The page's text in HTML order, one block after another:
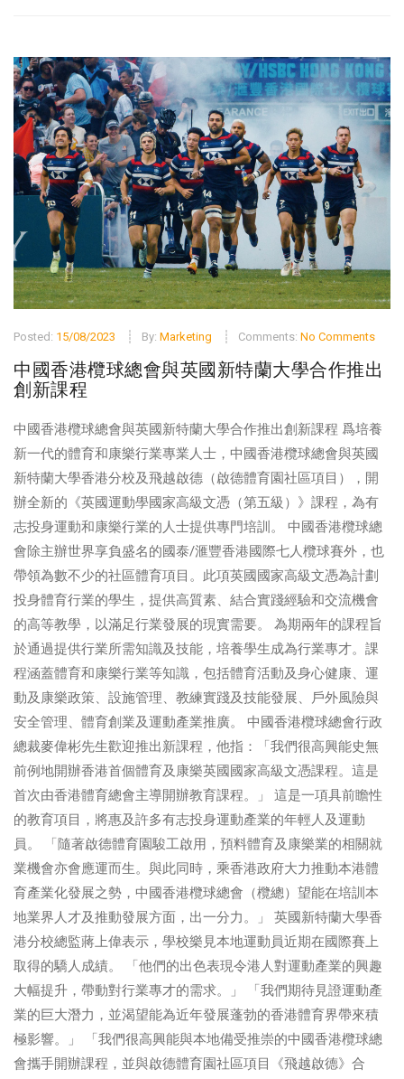
Posted: 15/08/2023 By: Marketing Comments: No Comments
中國香港欖球總會與英國新特蘭大學合作推出
創新課程
中國香港欖球總會與英國新特蘭大學合作推出創新課程 爲培養
新一代的體育和康樂行業專業人士，中國香港欖球總會與英國
新特蘭大學香港分校及飛越啟德（啟德體育園社區項目），開
辦全新的《英國運動學國家高級文憑（第五級）》課程，為有
志投身運動和康樂行業的人士提供專門培訓。 中國香港欖球總
會除主辦世界享負盛名的國泰/滙豐香港國際七人欖球賽外，也
帶領為數不少的社區體育項目。此項英國國家高級文憑為計劃
投身體育行業的學生，提供高質素、結合實踐經驗和交流機會
的高等教學，以滿足行業發展的現實需要。 為期兩年的課程旨
於通過提供行業所需知識及技能，培養學生成為行業專才。課
程涵蓋體育和康樂行業等知識，包括體育活動及身心健康、運
動及康樂政策、設施管理、教練實踐及技能發展、戶外風險與
安全管理、體育創業及運動產業推廣。 中國香港欖球總會行政
總裁麥偉彬先生歡迎推出新課程，他指：「我們很高興能史無
前例地開辦香港首個體育及康樂英國國家高級文憑課程。這是
首次由香港體育總會主導開辦教育課程。」 這是一項具前瞻性
的教育項目，將惠及許多有志投身運動產業的年輕人及運動
員。 「隨著啟德體育園駿工啟用，預料體育及康樂業的相關就
業機會亦會應運而生。與此同時，乘香港政府大力推動本港體
育產業化發展之勢，中國香港欖球總會（欖總）望能在培訓本
地業界人才及推動發展方面，出一分力。」 英國新特蘭大學香
港分校總監蔣上偉表示，學校樂見本地運動員近期在國際賽上
取得的驕人成績。 「他們的出色表現令港人對運動產業的興趣
大幅提升，帶動對行業專才的需求。」 「我們期待見證運動產
業的巨大潛力，並渴望能為近年發展蓬勃的香港體育界帶來積
極影響。」 「我們很高興能與本地備受推崇的中國香港欖球總
會攜手開辦課程，並與啟德體育園社區項目《飛越啟德》合